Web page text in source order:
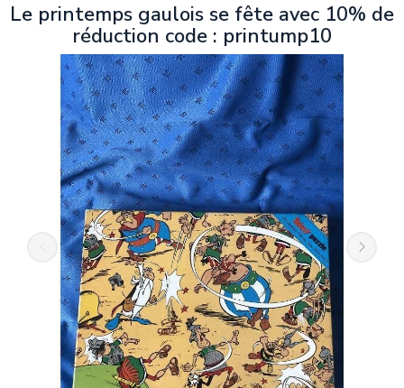
Le printemps gaulois se fête avec 10% de
réduction code : printump10